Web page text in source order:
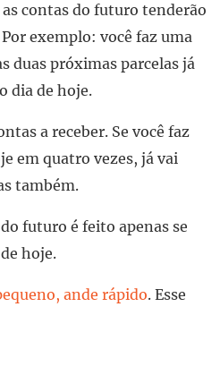
contas do futuro tenderão
exemplo: você faz uma
duas próximas parcelas já
dia de hoje.
a receber. Se você faz
em quatro vezes, já vai
também.
futuro é feito apenas se
hoje.
ande rápido. Esse